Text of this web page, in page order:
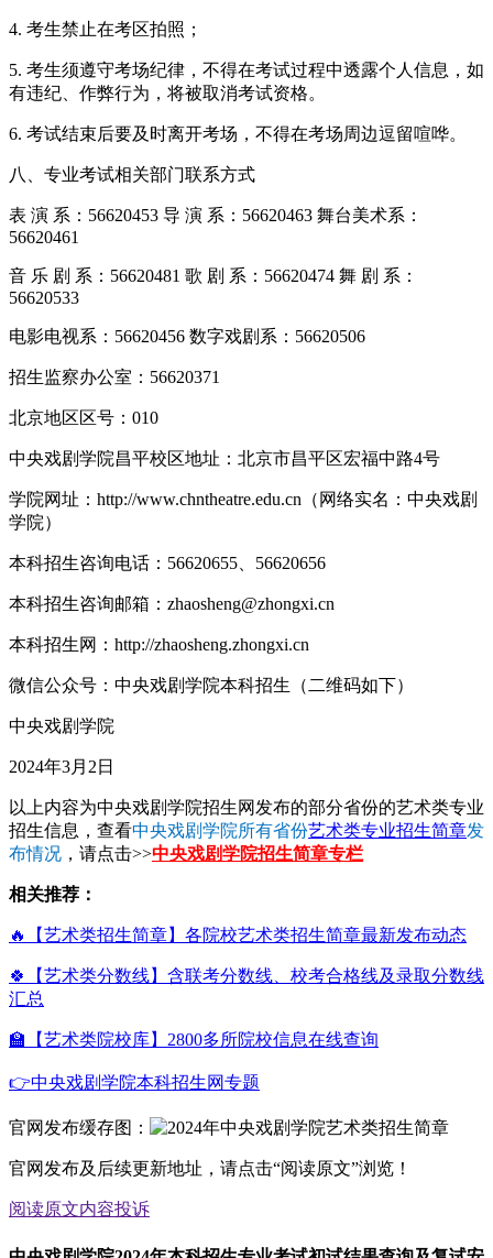
4. 考生禁止在考区拍照；
5. 考生须遵守考场纪律，不得在考试过程中透露个人信息，如
有违纪、作弊行为，将被取消考试资格。
6. 考试结束后要及时离开考场，不得在考场周边逗留喧哗。
八、专业考试相关部门联系方式
表 演 系：56620453 导 演 系：56620463 舞台美术系：
56620461
音 乐 剧 系：56620481 歌 剧 系：56620474 舞 剧 系：
56620533
电影电视系：56620456 数字戏剧系：56620506
招生监察办公室：56620371
北京地区区号：010
中央戏剧学院昌平校区地址：北京市昌平区宏福中路4号
学院网址：http://www.chntheatre.edu.cn（网络实名：中央戏剧
学院）
本科招生咨询电话：56620655、56620656
本科招生咨询邮箱：zhaosheng@zhongxi.cn
本科招生网：http://zhaosheng.zhongxi.cn
微信公众号：中央戏剧学院本科招生（二维码如下）
中央戏剧学院
2024年3月2日
以上内容为中央戏剧学院招生网发布的部分省份的艺术类专业
招生信息，查看中央戏剧学院所有省份艺术类专业招生简章发
布情况 ，请点击>>中央戏剧学院招生简章专栏
相关推荐：
🔥【艺术类招生简章】各院校艺术类招生简章最新发布动态
🍀【艺术类分数线】含联考分数线、校考合格线及录取分数线
汇总
🏫【艺术类院校库】2800多所院校信息在线查询
👉中央戏剧学院本科招生网专题
官网发布缓存图：
官网发布及后续更新地址，请点击“阅读原文”浏览！
阅读原文内容投诉